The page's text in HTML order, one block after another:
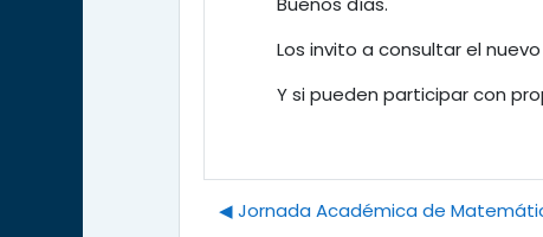
Los invito a consultar el
Y si pueden participar con
◀︎ Jornada Académica de